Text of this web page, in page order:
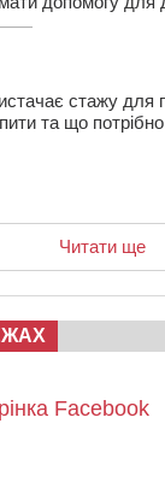
стажу для
та що
Читати ще
Facebook